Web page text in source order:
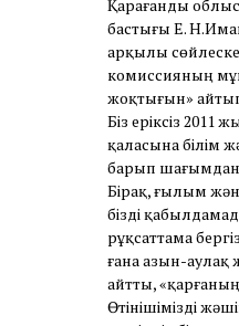
Қарағанды
бастығы Е.
арқылы
комиссияның
жоқтығын» айтып
Біз еріксіз 2011
қаласына білім
барып
Бірақ, ғылым
бізді
рұқсаттама
ғана азын-аулақ
айтты,
Өтінішімізді